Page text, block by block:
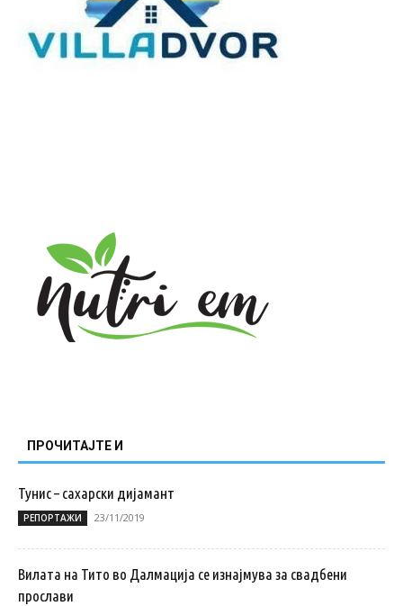
ПРОЧИТАЈТЕ И
Тунис – сахарски дијамант
РЕПОРТАЖИ 23/11/2019
Вилата на Тито во Далмација се изнајмува за свадбени
прослави